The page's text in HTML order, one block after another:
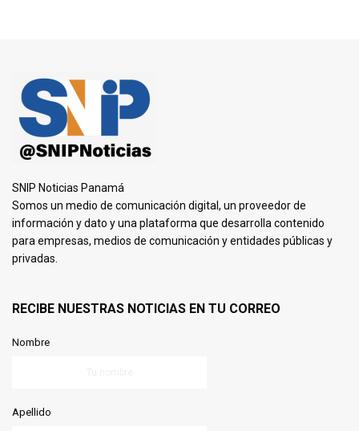
SNIP Noticias Panamá
Somos un medio de comunicación digital, un proveedor de
información y dato y una plataforma que desarrolla contenido
para empresas, medios de comunicación y entidades públicas y
privadas.
RECIBE NUESTRAS NOTICIAS EN TU CORREO
Nombre
Apellido